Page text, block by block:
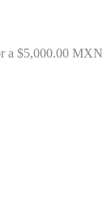
a $5,000.00 MXN